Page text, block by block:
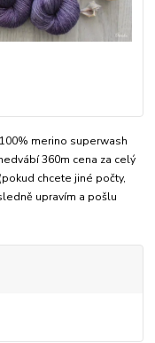
merino superwash
360m cena za celý
chcete jiné počty,
upravím a pošlu